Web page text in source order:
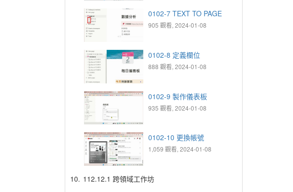
0102-7 TEXT TO PAGE
905 觀看, 2024-01-08
0102-8 定義欄位
888 觀看, 2024-01-08
0102-9 製作儀表板
935 觀看, 2024-01-08
0102-10 更換帳號
1,059 觀看, 2024-01-08
10. 112.12.1 跨領域工作坊